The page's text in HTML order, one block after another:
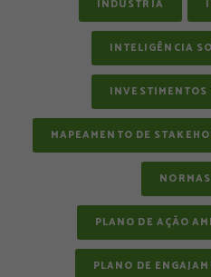
INDÚSTRIA
INTELIGÊNCIA
MAPEAMENTO DE
PLANO DE AÇÃO
PLANO DE